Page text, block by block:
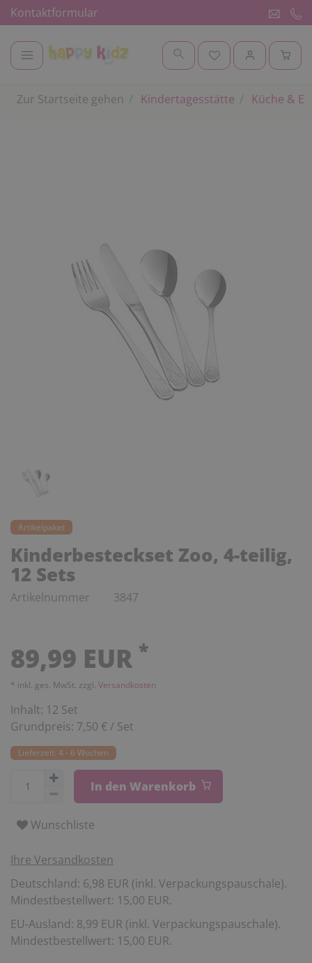
Kontaktformular
Zur Startseite gehen Kindertagesstätte Küche &
Artikelpaket
Kinderbesteckset Zoo, 4-teilig,
12 Sets
Artikelnummer 3847
89,99 EUR *
* inkl. ges. MwSt. zzgl. Versandkosten
Inhalt: 12 Set
Grundpreis: 7,50 € / Set
Lieferzeit: 4 - 6 Wochen
In den Warenkorb
Wunschliste
Ihre Versandkosten
Deutschland: 6,98 EUR (inkl. Verpackungspauschale).
Mindestbestellwert: 15,00 EUR.
EU-Ausland: 8,99 EUR (inkl. Verpackungspauschale).
Mindestbestellwert: 15,00 EUR.